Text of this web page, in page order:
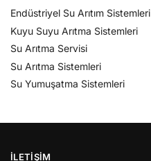
Endüstriyel Su Arıtım Sistemleri
Kuyu Suyu Arıtma Sistemleri
Su Arıtma Servisi
Su Arıtma Sistemleri
Su Yumuşatma Sistemleri
İLETIŞIM